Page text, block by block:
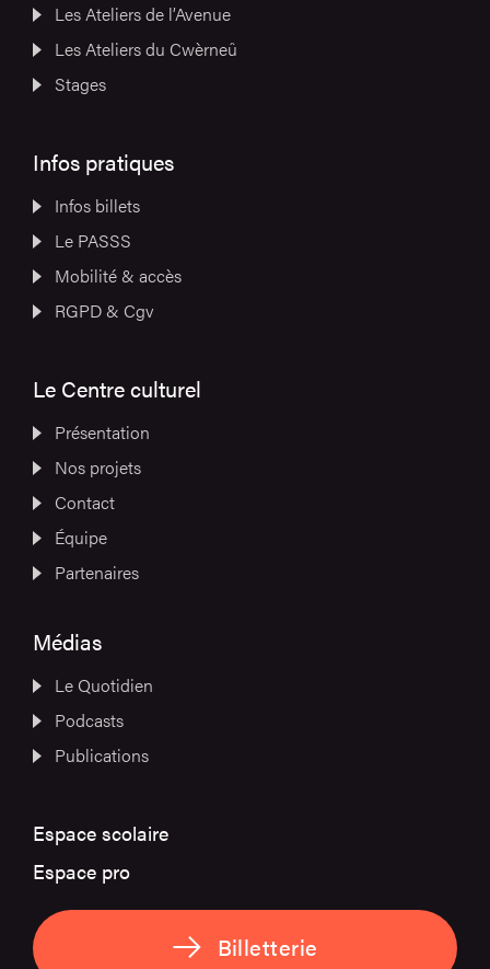
Les Ateliers de l’Avenue
Les Ateliers du Cwèrneû
Stages
Infos pratiques
Infos billets
Le PASSS
Mobilité & accès
RGPD & Cgv
Le Centre culturel
Présentation
Nos projets
Contact
Équipe
Partenaires
Médias
Le Quotidien
Podcasts
Publications
Espace scolaire
Espace pro
Billetterie